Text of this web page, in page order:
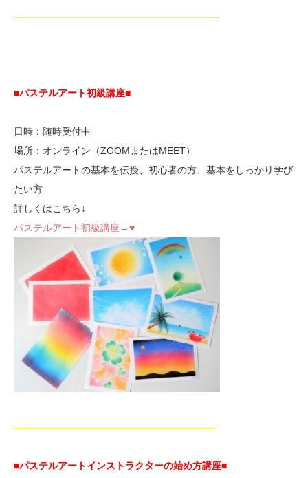
—————————————————————-
■パステルアート初級講座■
日時：随時受付中
場所：オンライン（ZOOMまたはMEET）
パステルアートの基本を伝授、初心者の方、基本をしっかり学び
たい方
詳しくはこちら↓
パステルアート初級講座→♥
—————————————————————
■パステルアートインストラクターの始め方講座■